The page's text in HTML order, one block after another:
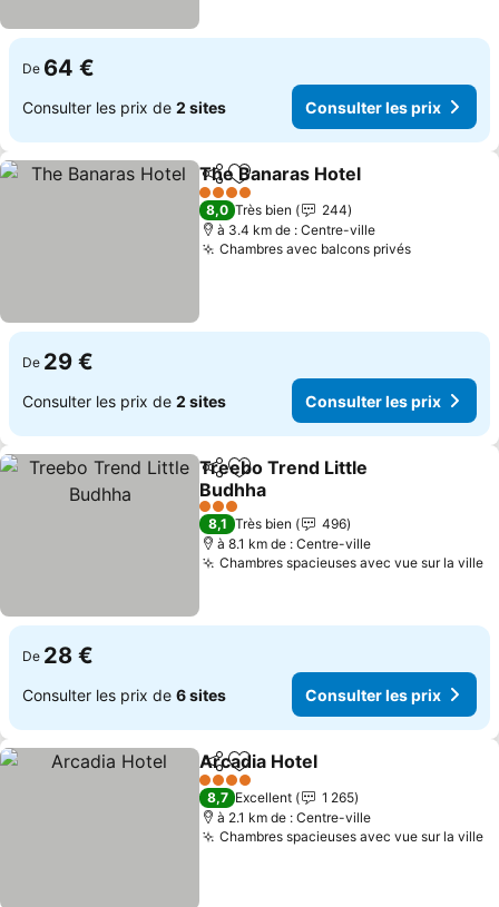
De 64 €
Consulter les prix de 2 sites Consulter les prix
PartagerAjouter à mes favoris
The Banaras Hotel
4 Étoiles
8,0 Très bien
244
à 3.4 km de : Centre-ville
Chambres avec balcons privés
De 29 €
Consulter les prix de 2 sites Consulter les prix
PartagerAjouter à mes favoris
Treebo Trend Little
Budhha
3 Étoiles
8,1 Très bien
496
à 8.1 km de : Centre-ville
Chambres spacieuses avec vue sur la ville
De 28 €
Consulter les prix de 6 sites Consulter les prix
PartagerAjouter à mes favoris
Arcadia Hotel
4 Étoiles
8,7 Excellent
1 265
à 2.1 km de : Centre-ville
Chambres spacieuses avec vue sur la ville